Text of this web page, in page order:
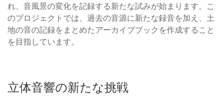
れ、音風景の変化を記録する新たな試みが始まります。こ
のプロジェクトでは、過去の音源に新たな録音を加え、土
地の音の記録をまとめたアーカイブブックを作成すること
を目指しています。
立体音響の新たな挑戦